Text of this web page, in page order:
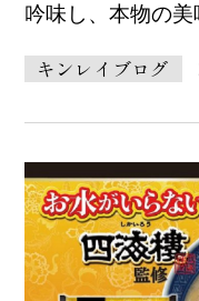
吟味し、本物の
キンレイブログ